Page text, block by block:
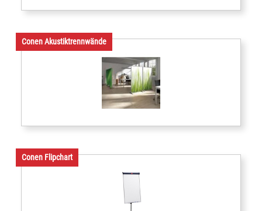
Conen Akustiktrennwände
Conen Flipchart